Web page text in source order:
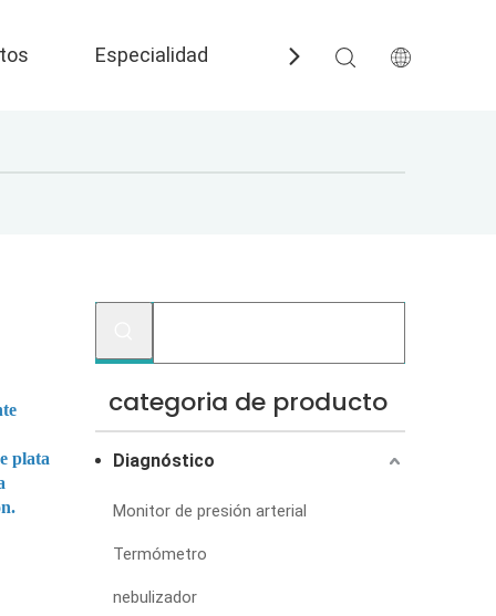
Especialidad Preguntas más
plata
categoria de producto
Diagnóstico
Monitor de presión arterial
Termómetro
nebulizador